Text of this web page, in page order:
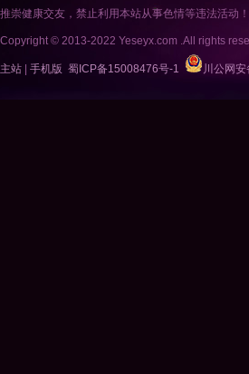
推崇健康交友，禁止利用本站从事色情等违法活动
Copyright © 2013-2022 Yeseyx.com .All rights
主站 手机版 蜀ICP备15008476号-1 川公网